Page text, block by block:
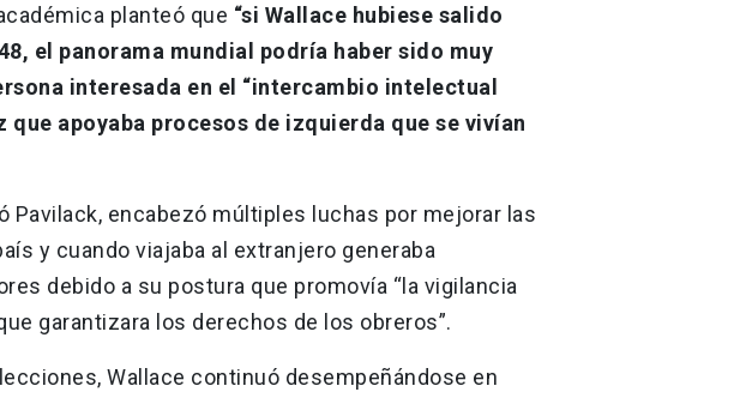
planteó que “si Wallace hubiese salido
el panorama mundial podría haber sido muy
interesada en el “intercambio intelectual
que apoyaba procesos de izquierda que se vivían
Pavilack, encabezó múltiples luchas por mejorar las
y cuando viajaba al extranjero generaba
debido a su postura que promovía “la vigilancia
garantizara los derechos de los obreros”.
Wallace continuó desempeñándose en